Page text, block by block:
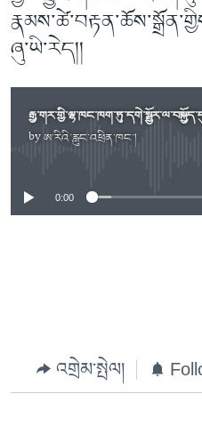
སོ་ཡ་ལ། བོད་ཀྱི་གླུ་གཞས།
ཞུ་ཡི་རེད།།
byཨ་རིའི་རླུང་འཕྲིན་ཁང་།No media source
0:00
འགྲེམ་སྤེལ།